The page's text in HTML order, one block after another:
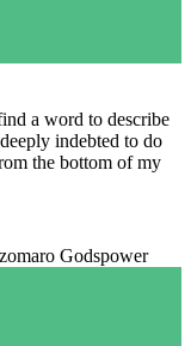
a word to describe
indebted to do
the bottom of my
Godspower